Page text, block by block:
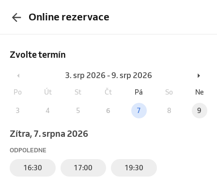
Online rezervace
Zvolte termín
3. srp 2026 - 9. srp 2026
Po Út St Čt Pá So Ne
3 4 5 6 7 8 9
Zítra, 7. srpna 2026
ODPOLEDNE
16:30 17:00 19:30